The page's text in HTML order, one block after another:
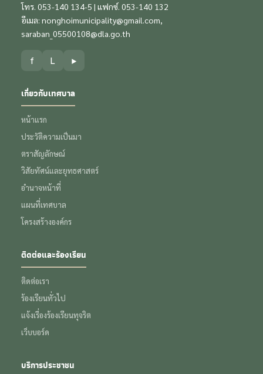
โทร. 053-140 134-5 | แฟกซ์. 053-140 132
อีเมล: nonghoimunicipality@gmail.com
saraban_05500108@dla.go.th
f L ▶
เกี่ยวกับเทศบาล
หน้าแรก
ประวัติความเป็นมา
ตราสัญลักษณ์
วิสัยทัศน์และยุทธศาสตร์
อำนาจหน้าที่
แผนที่เทศบาล
โครงสร้างองค์กร
ติดต่อและร้องเรียน
ติดต่อเรา
ร้องเรียนทั่วไป
แจ้งเรื่องร้องเรียนทุจริต
เว็บบอร์ด
บริการประชาชน